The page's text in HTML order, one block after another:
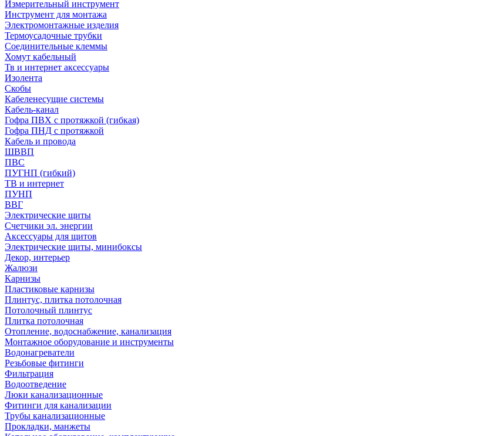
Измерительный инструмент
Инструмент для монтажа
Электромонтажные изделия
Термоусадочные трубки
Соединительные клеммы
Хомут кабельный
Тв и интернет аксессуары
Изолента
Скобы
Кабеленесущие системы
Кабель-канал
Гофра ПВХ с протяжкой (гибкая)
Гофра ПНД с протяжкой
Кабель и провода
ШВВП
ПВС
ПУГНП (гибкий)
ТВ и интернет
ПУНП
ВВГ
Электрические щиты
Счетчики эл. энергии
Аксессуары для щитов
Электрические щиты, минибоксы
Декор, интерьер
Жалюзи
Карнизы
Пластиковые карнизы
Плинтус, плитка потолочная
Потолочный плинтус
Плитка потолочная
Отопление, водоснабжение, канализация
Монтажное оборудование и инструменты
Водонагреватели
Резьбовые фитинги
Фильтрация
Водоотведение
Люки канализационные
Фитинги для канализации
Трубы канализационные
Прокладки, манжеты